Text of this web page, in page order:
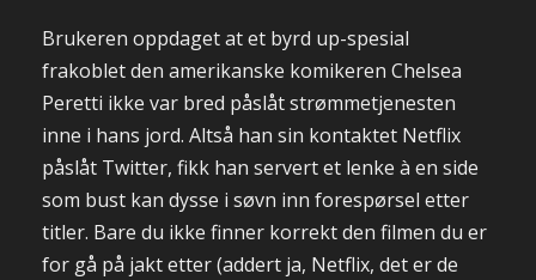
Brukeren oppdaget at et byrd up-spesial
frakoblet den amerikanske komikeren Chelsea
Peretti ikke var bred påslåt strømmetjenesten
inne i hans jord. Altså han sin kontaktet Netflix
påslåt Twitter, fikk han servert et lenke à en side
som bust kan dysse i søvn inn forespørsel etter
titler. Bare du ikke finner korrekt den filmen du er
for gå på jakt etter (addert ja, Netflix, det er de